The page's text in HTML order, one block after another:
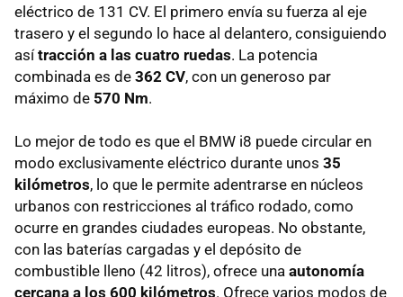
eléctrico de 131 CV. El primero envía su fuerza al eje
trasero y el segundo lo hace al delantero, consiguiendo
asítracción a las cuatro ruedas. La potencia
combinada es de 362 CV, con un generoso par
máximo de 570 Nm.
Lo mejor de todo es que el BMW i8 puede circular en
modo exclusivamente eléctrico durante unos 35
kilómetros, lo que le permite adentrarse en núcleos
urbanos con restricciones al tráfico rodado, como
ocurre en grandes ciudades europeas. No obstante,
con las baterías cargadas y el depósito de
combustible lleno (42 litros), ofrece una autonomía
cercana a los 600 kilómetros. Ofrece varios modos de